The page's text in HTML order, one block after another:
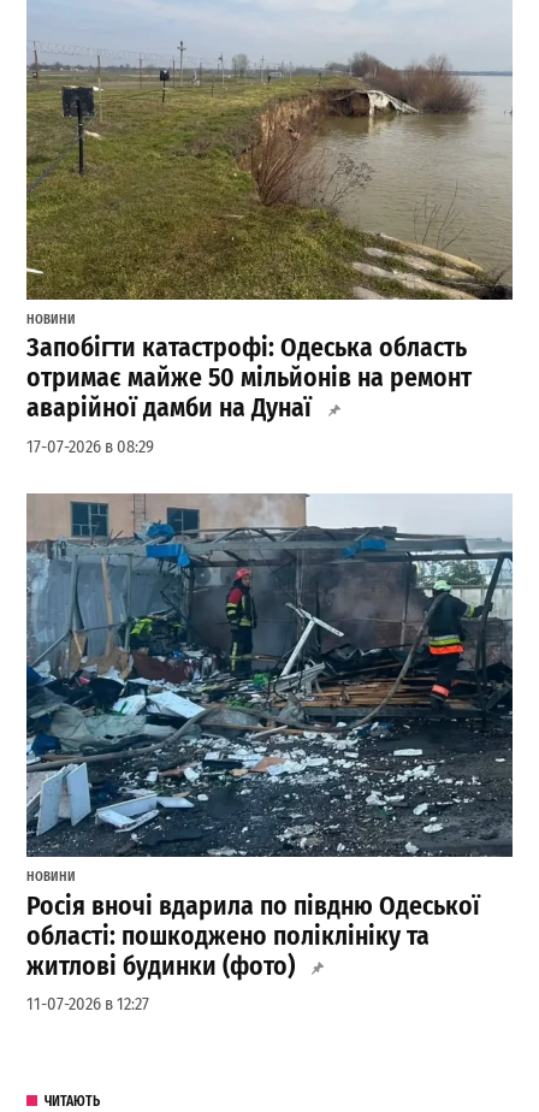
НОВИНИ
Запобігти катастрофі: Одеська область
отримає майже 50 мільйонів на ремонт
аварійної дамби на Дунаї
17-07-2026 в 08:29
НОВИНИ
Росія вночі вдарила по півдню Одеської
області: пошкоджено поліклініку та
житлові будинки (фото)
11-07-2026 в 12:27
ЧИТАЮТЬ